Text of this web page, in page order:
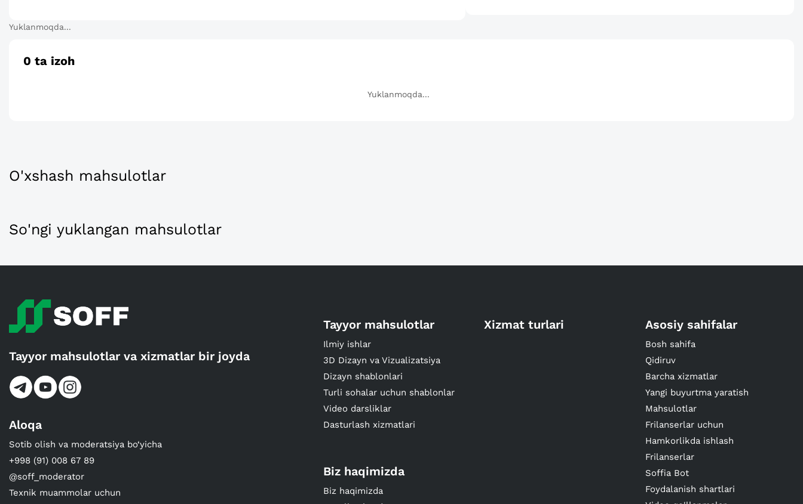
Yuklanmoqda...
0 ta izoh
Yuklanmoqda...
O'xshash mahsulotlar
So'ngi yuklangan mahsulotlar
Tayyor mahsulotlar va xizmatlar bir joyda
Aloqa
Sotib olish va moderatsiya bo‘yicha
+998 (91) 008 67 89
@soff_moderator
Texnik muammolar uchun
Tayyor mahsulotlar
Ilmiy ishlar
3D Dizayn va Vizualizatsiya
Dizayn shablonlari
Turli sohalar uchun shablonlar
Video darsliklar
Dasturlash xizmatlari
Xizmat turlari Asosiy sahifalar
Bosh sahifa
Qidiruv
Barcha xizmatlar
Yangi buyurtma yaratish
Mahsulotlar
Frilanserlar uchun
Hamkorlikda ishlash
Frilanserlar
Soffia Bot
Foydalanish shartlari
Biz haqimizda
Biz haqimizda